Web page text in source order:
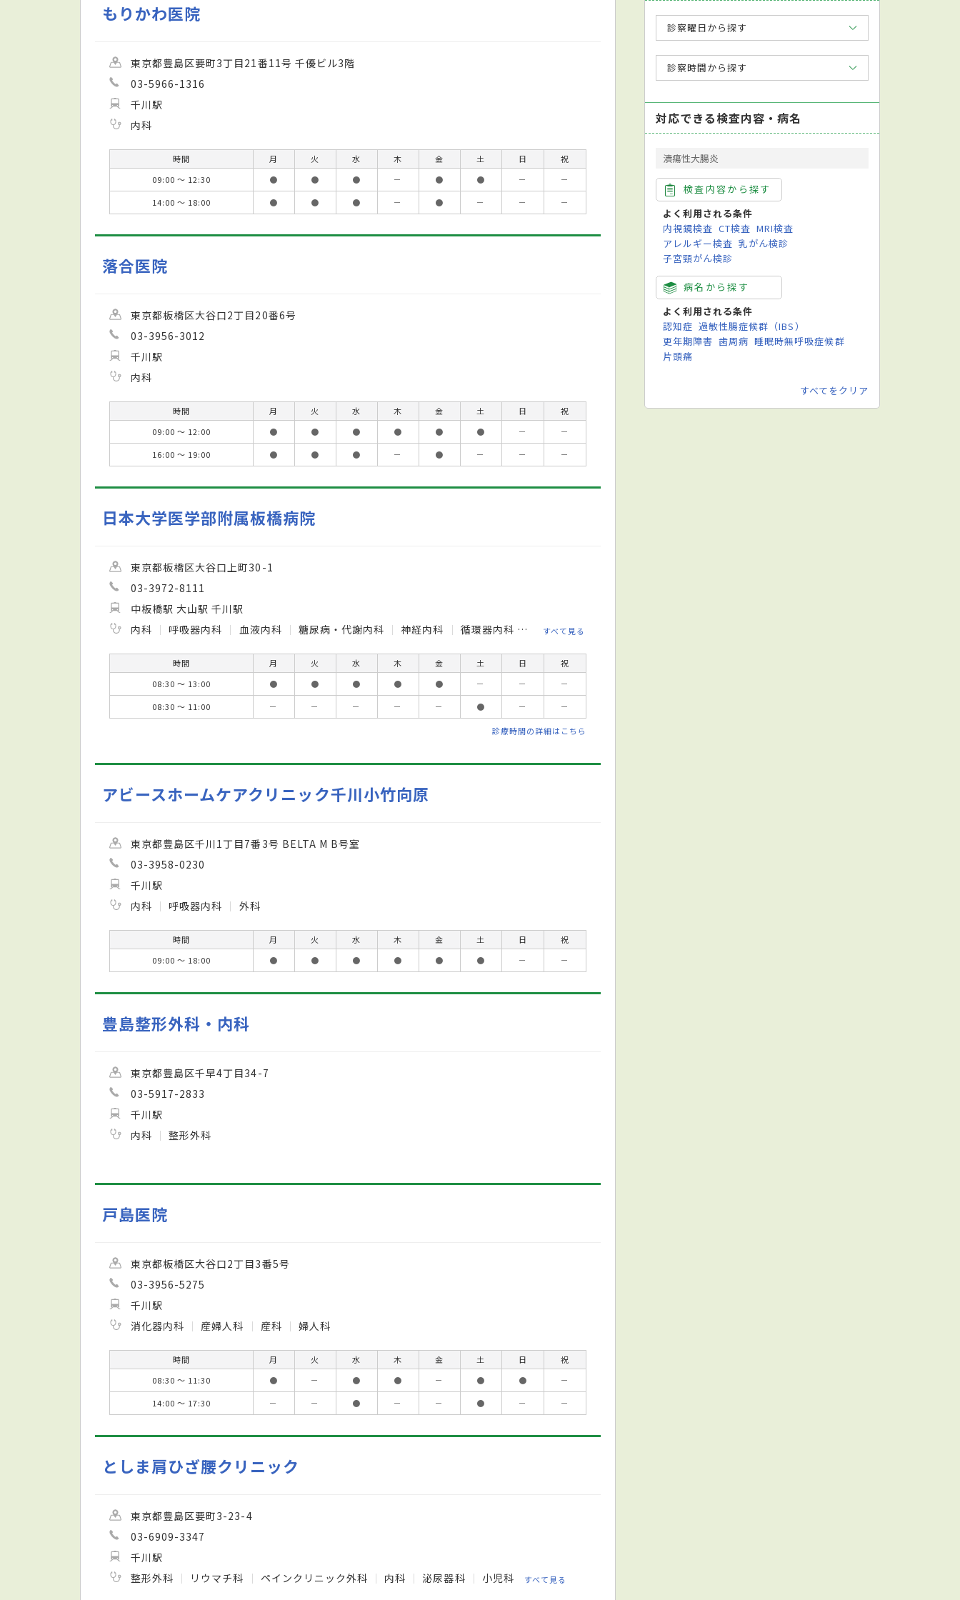
もりかわ医院
東京都豊島区要町3丁目21番11号 千優ビル3階
03-5966-1316
千川駅
内科
時間 月 火 水 木 金 土 日
祝
09:00 ～ 12:30
● ● ● － ● ● －
－
14:00 ～ 18:00
● ● ● － ● － － －
落合医院
東京都板橋区大谷口2丁目20番6号
03-3956-3012
千川駅
内科
時間 月 火 水 木 金 土 日
祝
09:00 ～ 12:00
● ● ● ● ● ● －
－
16:00 ～ 19:00
● ● ● － ● － － －
日本大学医学部附属板橋病院
東京都板橋区大谷口上町30-1
03-3972-8111
中板橋駅 大山駅 千川駅
内科
呼吸器内科 血液内科 糖尿病・代謝内科 神経内科 循環器内科 心療内科
すべて見る
時間 月 火 水 木 金 土 日
祝
08:30 ～ 13:00
● ● ● ● ● － －
－
08:30 ～ 11:00
－ － － － － ● － －
診療時間の詳細はこちら
アビースホームケアクリニック千川小竹向原
東京都豊島区千川1丁目7番3号 BELTA M B号室
03-3958-0230
千川駅
内科
呼吸器内科 外科
時間 月 火 水 木 金 土 日
祝
09:00 ～ 18:00
● ● ● ● ● ● － －
豊島整形外科・内科
東京都豊島区千早4丁目34-7
03-5917-2833
千川駅
内科
整形外科
戸島医院
東京都板橋区大谷口2丁目3番5号
03-3956-5275
千川駅
消化器内科
産婦人科 産科 婦人科
時間 月 火 水 木 金 土 日
祝
08:30 ～ 11:30
● － ● ● － ● ●
－
14:00 ～ 17:30
－ － ● － － ● － －
としま肩ひざ腰クリニック
東京都豊島区要町3-23-4
03-6909-3347
千川駅
整形外科
リウマチ科 ペインクリニック外科 内科 泌尿器科 小児科 すべて見る
診察曜日から探す
診察時間から探す
対応できる検査内容・病名
潰瘍性大腸炎
検査内容から探す
よく利用される条件
内視鏡検査 CT検査 MRI検査
アレルギー検査 乳がん検診
子宮頸がん検診
病名から探す
よく利用される条件
認知症 過敏性腸症候群（IBS）
更年期障害 歯周病 睡眠時無呼吸症候群
片頭痛
すべてをクリア